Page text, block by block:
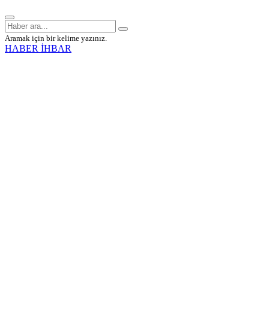
Aramak için bir kelime yazınız.
HABER İHBAR